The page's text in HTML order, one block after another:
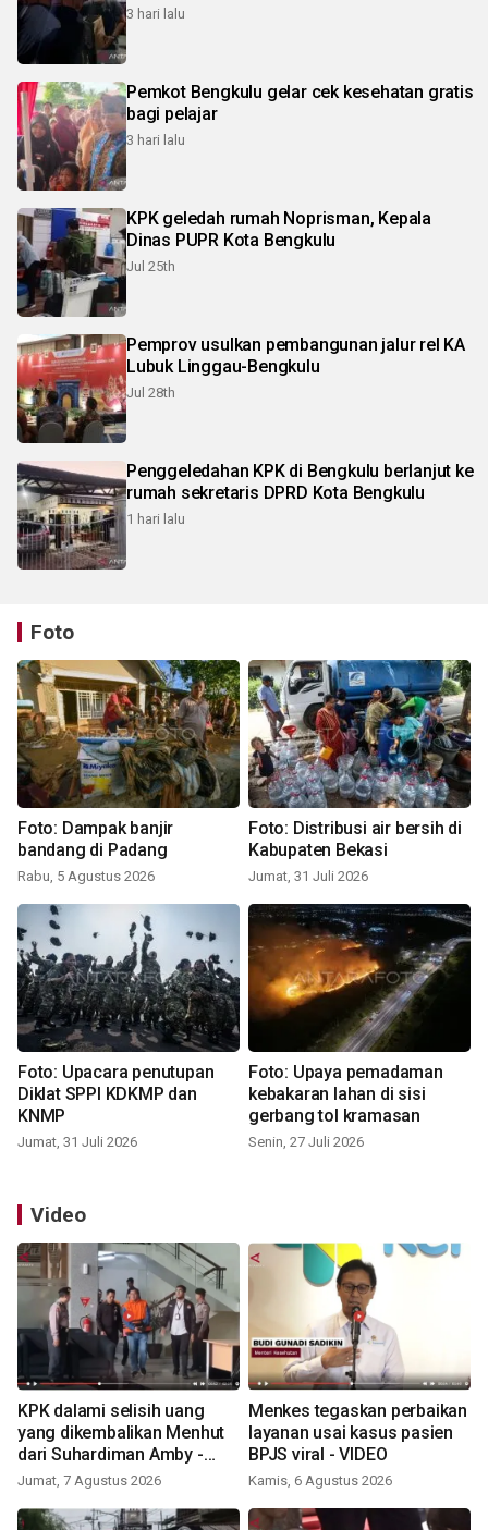
3 hari lalu
Pemkot Bengkulu gelar cek kesehatan gratis
bagi pelajar
3 hari lalu
KPK geledah rumah Noprisman, Kepala
Dinas PUPR Kota Bengkulu
Jul 25th
Pemprov usulkan pembangunan jalur rel KA
Lubuk Linggau-Bengkulu
Jul 28th
Penggeledahan KPK di Bengkulu berlanjut ke
rumah sekretaris DPRD Kota Bengkulu
1 hari lalu
Foto
Foto: Dampak banjir
bandang di Padang
Rabu, 5 Agustus 2026
Foto: Distribusi air bersih di
Kabupaten Bekasi
Jumat, 31 Juli 2026
Foto: Upacara penutupan
Diklat SPPI KDKMP dan
KNMP
Jumat, 31 Juli 2026
Foto: Upaya pemadaman
kebakaran lahan di sisi
gerbang tol kramasan
Senin, 27 Juli 2026
Video
KPK dalami selisih uang
yang dikembalikan Menhut
dari Suhardiman Amby -
VIDEO
Jumat, 7 Agustus 2026
Menkes tegaskan perbaikan
layanan usai kasus pasien
BPJS viral - VIDEO
Kamis, 6 Agustus 2026